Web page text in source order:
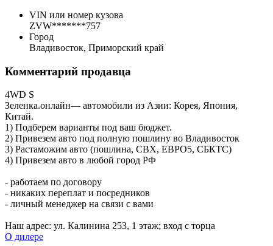
VIN или номер кузова
ZVW*******757
Город
Владивосток, Приморский край
Комментарий продавца
4WD S
Зеленка.онлайн— автомобили из Азии: Корея, Япония,
Китай.
1) Подберем варианты под ваш бюджет.
2) Привезем авто под полную пошлину во Владивосток
3) Растаможим авто (пошлина, СВХ, ЕВРО5, CБКТС)
4) Привезем авто в любой город РФ
- работаем по договору
- никаких переплат и посредников
- личный менеджер на связи с вами
Наш адрес: ул. Калинина 253, ​1 этаж; вход с торца
О дилере